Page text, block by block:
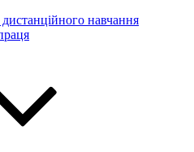
дистанційного навчання